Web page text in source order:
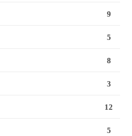
9
5
8
3
12
5